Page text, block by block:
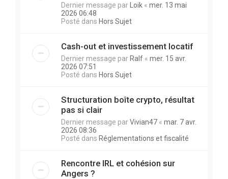
Dernier message parLoik « mer. 13 mai
2026 06:48
Posté dans Hors Sujet
Cash-out et investissement locatif
Dernier message parRalf « mer. 15 avr.
2026 07:51
Posté dans Hors Sujet
Structuration boîte crypto, résultat
pas si clair
Dernier message parVivian47 « mar. 7 avr.
2026 08:36
Posté dans Réglementations et fiscalité
Rencontre IRL et cohésion sur
Angers ?